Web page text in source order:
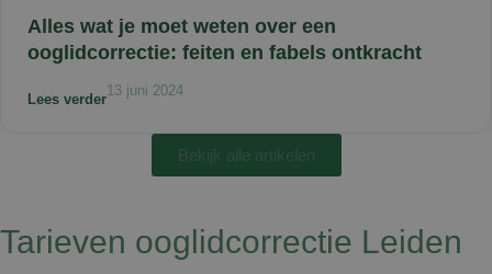
Alles wat je moet weten over een
ooglidcorrectie: feiten en fabels ontkracht
Lees verder
13 juni 2024
Tarieven ooglidcorrectie Leiden